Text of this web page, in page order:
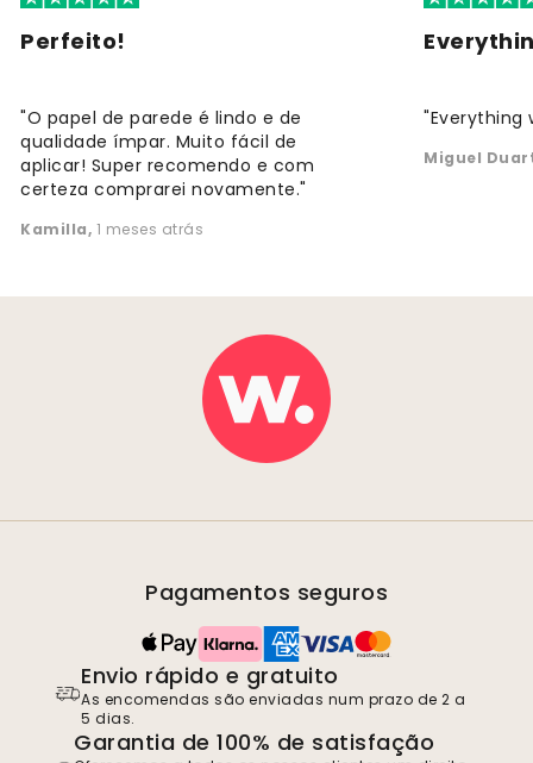
Perfeito!
"O papel de parede é lindo e de
qualidade ímpar. Muito fácil de
aplicar! Super recomendo e com
certeza comprarei novamente."
Kamilla, 1 meses atrás
"Everything
Miguel
Pagamentos seguros
Envio rápido e gratuito
As encomendas são enviadas num prazo de 2 a
5 dias.
Garantia de 100% de satisfação